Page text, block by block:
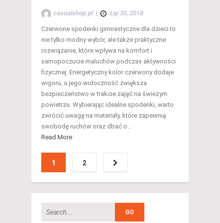
casualshop.pl | Lip 30, 2018
Czerwone spodenki gimnastyczne dla dzieci to
nie tylko modny wybór, ale także praktyczne
rozwiązanie, które wpływa na komfort i
samopoczucie maluchów podczas aktywności
fizycznej. Energetyczny kolor czerwony dodaje
wigoru, a jego widoczność zwiększa
bezpieczeństwo w trakcie zajęć na świeżym
powietrzu. Wybierając idealne spodenki, warto
zwrócić uwagę na materiały, które zapewnią
swobodę ruchów oraz dbać o…
Read More
1 2